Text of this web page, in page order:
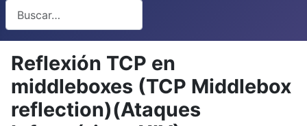
Reflexión TCP en
middleboxes (TCP Middlebox
reflection)(Ataques